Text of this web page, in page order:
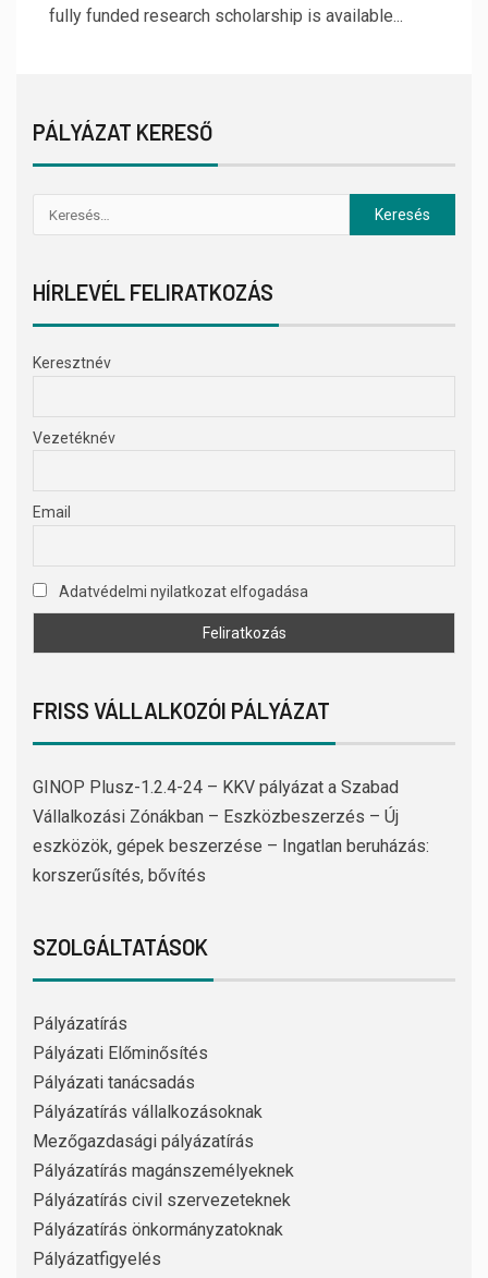
fully funded research scholarship is available...
PÁLYÁZAT KERESŐ
HÍRLEVÉL FELIRATKOZÁS
Keresztnév
Vezetéknév
Email
Adatvédelmi nyilatkozat elfogadása
FRISS VÁLLALKOZÓI PÁLYÁZAT
GINOP Plusz-1.2.4-24 – KKV pályázat a Szabad
Vállalkozási Zónákban – Eszközbeszerzés – Új
eszközök, gépek beszerzése – Ingatlan beruházás:
korszerűsítés, bővítés
SZOLGÁLTATÁSOK
Pályázatírás
Pályázati Előminősítés
Pályázati tanácsadás
Pályázatírás vállalkozásoknak
Mezőgazdasági pályázatírás
Pályázatírás magánszemélyeknek
Pályázatírás civil szervezeteknek
Pályázatírás önkormányzatoknak
Pályázatfigyelés